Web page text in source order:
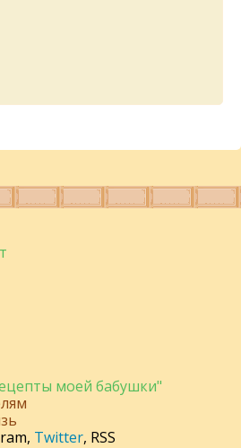
моей бабушки"
, Twitter, RSS